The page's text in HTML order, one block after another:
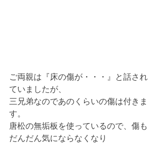
ご両親は『床の傷が・・・』と話され
ていましたが、
三兄弟なのであのくらいの傷は付きま
す。
唐松の無垢板を使っているので、傷も
だんだん気にならなくなり